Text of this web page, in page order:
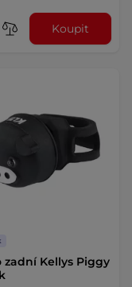
Koupit
zadní Kellys Piggy